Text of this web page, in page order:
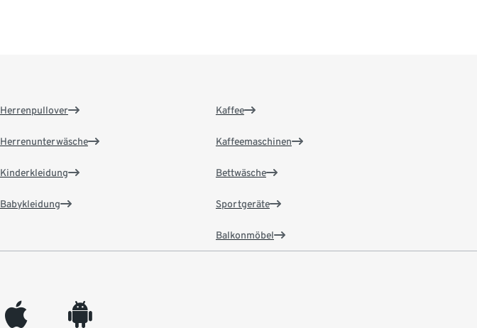
Herrenpullover
Herrenunterwäsche
Kinderkleidung
Babykleidung
Kaffee
Kaffeemaschinen
Bettwäsche
Sportgeräte
Balkonmöbel
appleinc android